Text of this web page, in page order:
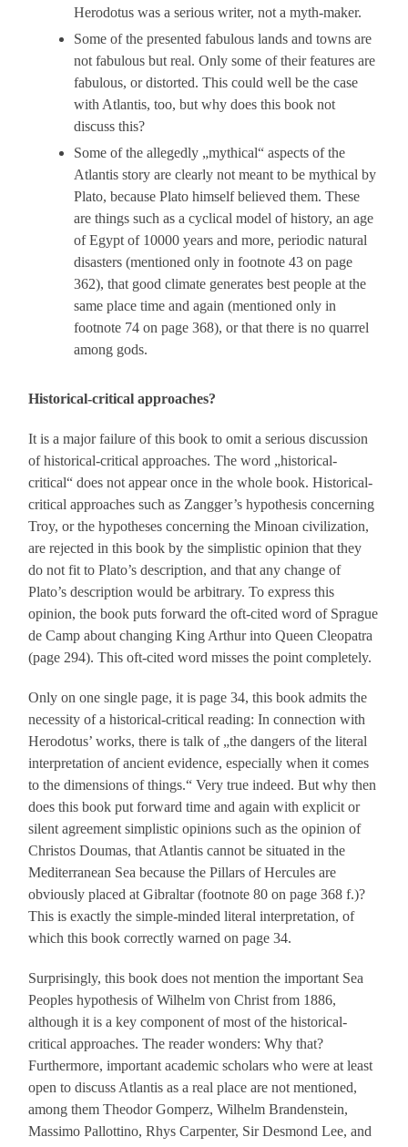
Herodotus was a serious writer, not a myth-maker.
Some of the presented fabulous lands and towns are
not fabulous but real. Only some of their features are
fabulous, or distorted. This could well be the case
with Atlantis, too, but why does this book not
discuss this?
Some of the allegedly „mythical“ aspects of the
Atlantis story are clearly not meant to be mythical by
Plato, because Plato himself believed them. These
are things such as a cyclical model of history, an age
of Egypt of 10000 years and more, periodic natural
disasters (mentioned only in footnote 43 on page
362), that good climate generates best people at the
same place time and again (mentioned only in
footnote 74 on page 368), or that there is no quarrel
among gods.
Historical-critical approaches?
It is a major failure of this book to omit a serious discussion
of historical-critical approaches. The word „historical-
critical“ does not appear once in the whole book. Historical-
critical approaches such as Zangger’s hypothesis concerning
Troy, or the hypotheses concerning the Minoan civilization,
are rejected in this book by the simplistic opinion that they
do not fit to Plato’s description, and that any change of
Plato’s description would be arbitrary. To express this
opinion, the book puts forward the oft-cited word of Sprague
de Camp about changing King Arthur into Queen Cleopatra
(page 294). This oft-cited word misses the point completely.
Only on one single page, it is page 34, this book admits the
necessity of a historical-critical reading: In connection with
Herodotus’ works, there is talk of „the dangers of the literal
interpretation of ancient evidence, especially when it comes
to the dimensions of things.“ Very true indeed. But why then
does this book put forward time and again with explicit or
silent agreement simplistic opinions such as the opinion of
Christos Doumas, that Atlantis cannot be situated in the
Mediterranean Sea because the Pillars of Hercules are
obviously placed at Gibraltar (footnote 80 on page 368 f.)?
This is exactly the simple-minded literal interpretation, of
which this book correctly warned on page 34.
Surprisingly, this book does not mention the important Sea
Peoples hypothesis of Wilhelm von Christ from 1886,
although it is a key component of most of the historical-
critical approaches. The reader wonders: Why that?
Furthermore, important academic scholars who were at least
open to discuss Atlantis as a real place are not mentioned,
among them Theodor Gomperz, Wilhelm Brandenstein,
Massimo Pallottino, Rhys Carpenter, Sir Desmond Lee, and